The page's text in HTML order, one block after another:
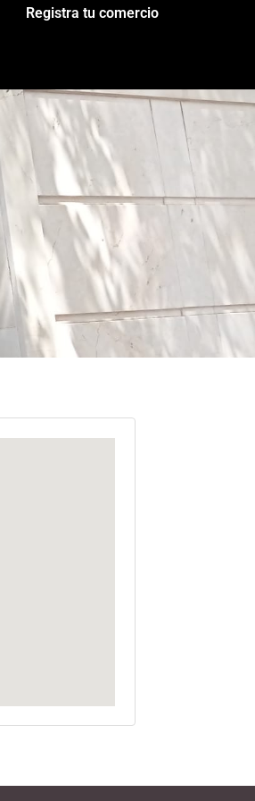
Registra tu comercio